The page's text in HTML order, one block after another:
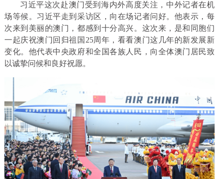
习近平这次赴澳门受到海内外高度关注，中外记者在机
场等候。习近平走到采访区，向在场记者问好。他表示，每
次来到美丽的澳门，都感到十分高兴。这次来，是和同胞们
一起庆祝澳门回归祖国25周年，看看澳门这几年的新发展新
变化。他代表中央政府和全国各族人民，向全体澳门居民致
以诚挚问候和良好祝愿。